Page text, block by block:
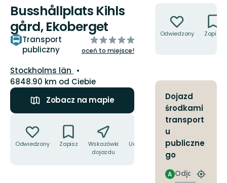
Busshållplats Kihls
gård, Ekoberget
Transport
publiczny
z
5
oceń to miejsce!
Województwo:
Stockholms län
6848.90 km od Ciebie
Zobacz na mapie
Odwiedzony Zapisz
Wskazówki
dojazdu
Udostępnij
Odwiedzony Zapisz
Dojazd
środkami
transport
u
publiczne
go
Odjazd
A
Znajdź